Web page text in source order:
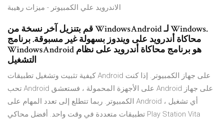
الاندرويد علي الكمبيوتر - ميزات رهيبة
قم بتنزيل آخر نسخة من WindowsAndroid لـ Windows.
محاكاة أندرويد على ويندوز بسهولة غير مسبوقة. برنامج
WindowsAndroid هو برنامج محاكاة أندرويد على نظام
التشغيل
كيفية تثبيت وتشغيل تطبيقات Android على جهاز الكمبيوتر. إذا كنت
تحب Android على الأجهزة المحمولة ، فستعشق Android على جهاز
الكمبيوتر. ربما تتطلع إلى تعدد المهام على Android ، أي تشغيل
تطبيقات متعددة في وقت واحد. أفضل محاكي Play Station Vita